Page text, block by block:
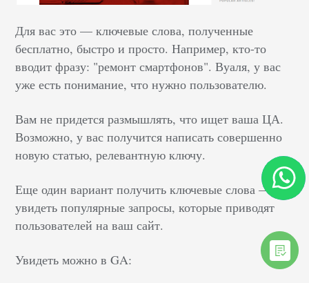
Для вас это — ключевые слова, полученные
бесплатно, быстро и просто. Например, кто-то
вводит фразу: "ремонт смартфонов". Вуаля, у вас
уже есть понимание, что нужно пользователю.
Вам не придется размышлять, что ищет ваша ЦА.
Возможно, у вас получится написать совершенно
новую статью, релевантную ключу.
Еще один вариант получить ключевые слова —
увидеть популярные запросы, которые приводят
пользователей на ваш сайт.
Увидеть можно в GA: